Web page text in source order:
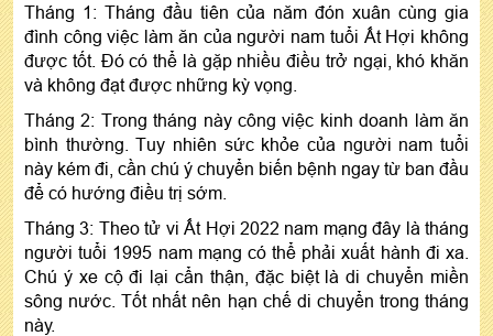
Tháng 1: Tháng đầu tiên của năm đón xuân cùng gia
đình công việc làm ăn của người nam tuổi Ất Hợi không
được tốt. Đó có thể là gặp nhiều điều trở ngại, khó khăn
và không đạt được những kỳ vọng.
Tháng 2: Trong tháng này công việc kinh doanh làm ăn
bình thường. Tuy nhiên sức khỏe của người nam tuổi
này kém đi, cần chú ý chuyển biến bệnh ngay từ ban đầu
để có hướng điều trị sớm.
Tháng 3: Theo tử vi Ất Hợi 2022 nam mạng đây là tháng
người tuổi 1995 nam mạng có thể phải xuất hành đi xa.
Chú ý xe cộ đi lại cẩn thận, đặc biệt là di chuyển miền
sông nước. Tốt nhất nên hạn chế di chuyển trong tháng
này.